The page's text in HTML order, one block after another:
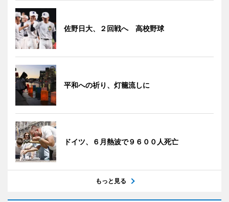
佐野日大、２回戦へ 高校野球
平和への祈り、灯籠流しに
ドイツ、６月熱波で９６００人死亡
もっと見る